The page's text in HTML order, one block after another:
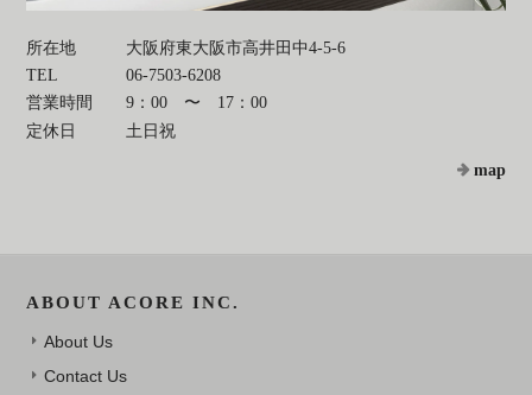
所在地
大阪府東大阪市高井田中4-5-6
TEL
06-7503-6208
営業時間
9：00 〜 17：00
定休日
土日祝
map
ABOUT ACORE INC.
About Us
Contact Us